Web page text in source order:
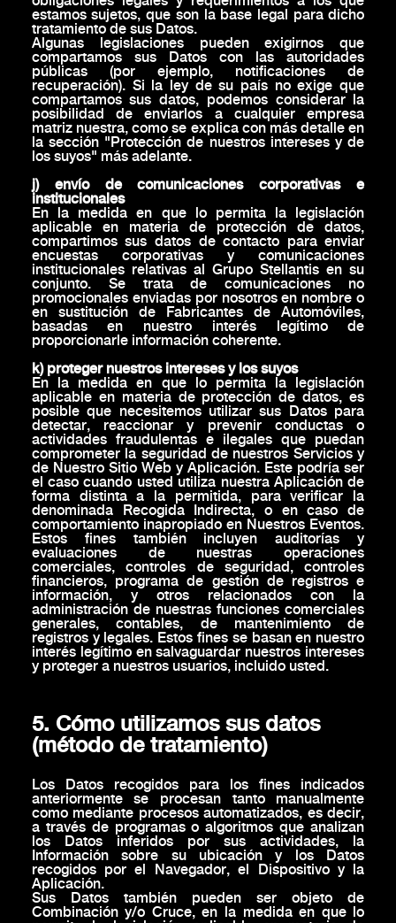
estamos sujetos, que son la base legal para dicho
tratamiento de sus Datos.
Algunas legislaciones pueden exigirnos que
compartamos sus Datos con las autoridades
públicas (por ejemplo, notificaciones de
recuperación). Si la ley de su país no exige que
compartamos sus datos, podemos considerar la
posibilidad de enviarlos a cualquier empresa
matriz nuestra, como se explica con más detalle en
la sección "Protección de nuestros intereses y de
los suyos" más adelante.
j) envío de comunicaciones corporativas e
institucionales
En la medida en que lo permita la legislación
aplicable en materia de protección de datos,
compartimos sus datos de contacto para enviar
encuestas corporativas y comunicaciones
institucionales relativas al Grupo Stellantis en su
conjunto. Se trata de comunicaciones no
promocionales enviadas por nosotros en nombre o
en sustitución de Fabricantes de Automóviles,
basadas en nuestro interés legítimo de
proporcionarle información coherente.
k) proteger nuestros intereses y los suyos
En la medida en que lo permita la legislación
aplicable en materia de protección de datos, es
posible que necesitemos utilizar sus Datos para
detectar, reaccionar y prevenir conductas o
actividades fraudulentas e ilegales que puedan
comprometer la seguridad de nuestros Servicios y
de Nuestro Sitio Web y Aplicación. Este podría ser
el caso cuando usted utiliza nuestra Aplicación de
forma distinta a la permitida, para verificar la
denominada Recogida Indirecta, o en caso de
comportamiento inapropiado en Nuestros Eventos.
Estos fines también incluyen auditorías y
evaluaciones de nuestras operaciones
comerciales, controles de seguridad, controles
financieros, programa de gestión de registros e
información, y otros relacionados con la
administración de nuestras funciones comerciales
generales, contables, de mantenimiento de
registros y legales. Estos fines se basan en nuestro
interés legítimo en salvaguardar nuestros intereses
y proteger a nuestros usuarios, incluido usted.
5. Cómo utilizamos sus datos
(método de tratamiento)
Los Datos recogidos para los fines indicados
anteriormente se procesan tanto manualmente
como mediante procesos automatizados, es decir,
a través de programas o algoritmos que analizan
los Datos inferidos por sus actividades, la
Información sobre su ubicación y los Datos
recogidos por el Navegador, el Dispositivo y la
Aplicación.
Sus Datos también pueden ser objeto de
Combinación y/o Cruce, en la medida en que lo